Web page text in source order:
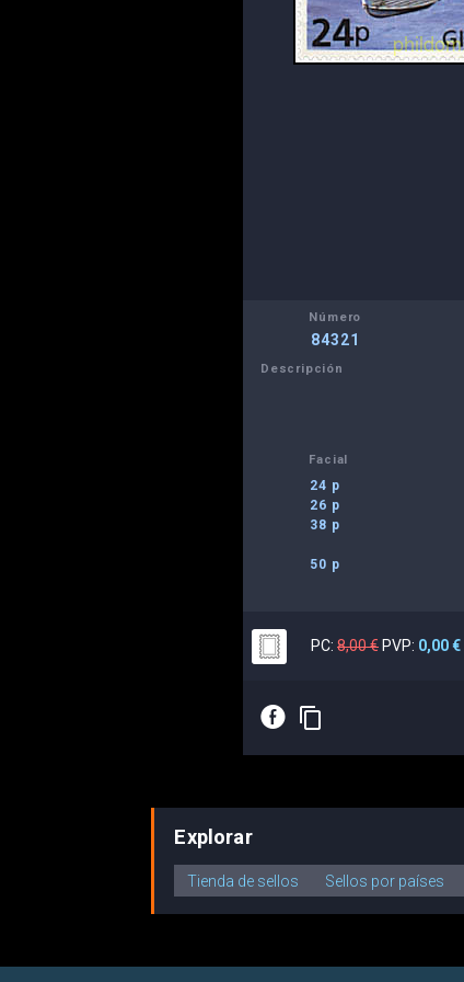
Número
84321
Descripción
Facial
24 p
26 p
38 p
50 p
PC: 8,00 €PVP: 0,00 €
E content_copy
Explorar
Tienda de sellos Sellos por países